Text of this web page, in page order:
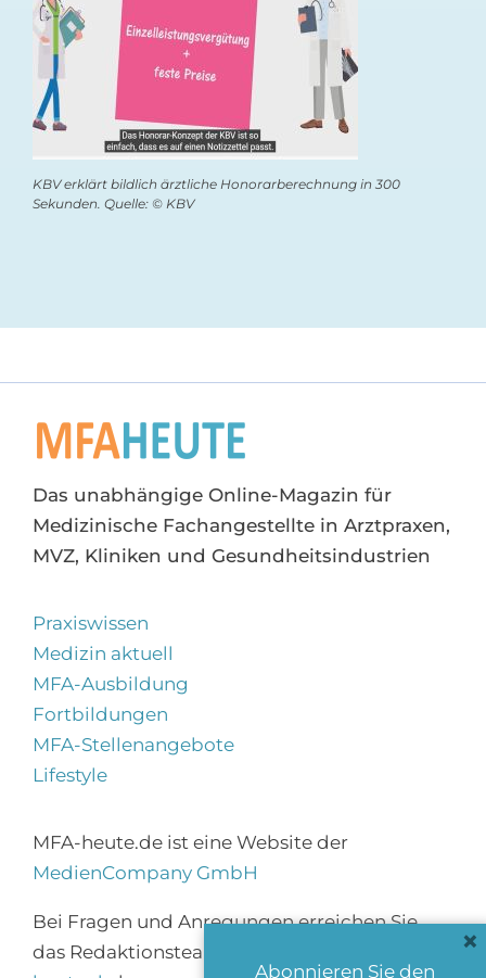
KBV erklärt bildlich ärztliche Honorarberechnung in 300
Sekunden. Quelle: © KBV
Das unabhängige Online-Magazin für
Medizinische Fachangestellte in Arztpraxen,
MVZ, Kliniken und Gesundheitsindustrien
Praxiswissen
Medizin aktuell
MFA-Ausbildung
Fortbildungen
MFA-Stellenangebote
Lifestyle
MFA-heute.de ist eine Website der
MedienCompany GmbH
Bei Fragen und Anregungen erreichen Sie
das Redaktionsteam über
Abonnieren Sie den
×